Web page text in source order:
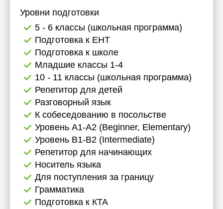
Уровни подготовки
5 - 6 классы (школьная программа)
Подготовка к ЕНТ
Подготовка к школе
Младшие классы 1-4
10 - 11 классы (школьная программа)
Репетитор для детей
Разговорный язык
К собеседованию в посольстве
Уровень А1-А2 (Beginner, Elementary)
Уровень B1-B2 (Intermediate)
Репетитор для начинающих
Носитель языка
Для поступления за границу
Грамматика
Подготовка к КТА